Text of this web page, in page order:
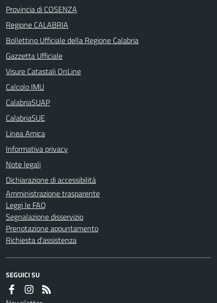
Provincia di COSENZA
Regione CALABRIA
Bollettino Ufficiale della Regione Calabria
Gazzetta Ufficiale
Visure Catastali OnLine
Calcolo IMU
CalabriaSUAP
CalabriaSUE
Linea Amica
Informativa privacy
Note legali
Dichiarazione di accessibilità
Amministrazione trasparente
Leggi le FAQ
Segnalazione disservizio
Prenotazione appuntamento
Richiesta d'assistenza
SEGUICI SU